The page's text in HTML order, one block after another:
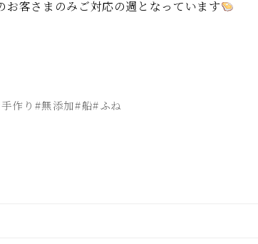
お客さまのみご対応の週となっています
作り#無添加#船#ふね